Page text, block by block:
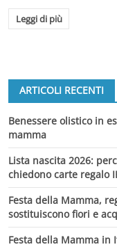
Leggi di più
ARTICOLI RECENTI
Benessere olistico in
mamma
Lista nascita 2026:
chiedono carte regalo
Festa della Mamma,
sostituiscono fiori e
Festa della Mamma in